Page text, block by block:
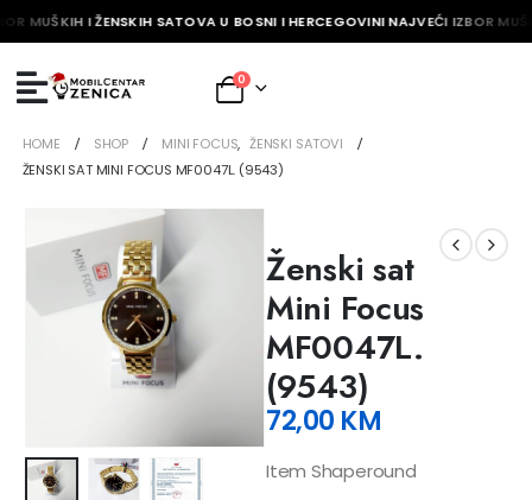
MUŠKIH I ŽENSKIH SATOVA U BOSNI I HERCEGOVINI NAJVEĆI IZBOR
0
HOME SHOP MINI FOCUS, ŽENSKI SATOVI
ŽENSKI SAT MINI FOCUS MF0047L. (9543)
Ženski sat
Mini Focus
MF0047L.
(9543)
72,00 KM
Item Shaperound